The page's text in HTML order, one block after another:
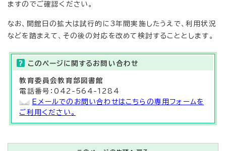
ますのでご確認ください。
なお、開館日の拡大は試行的に3年間実施したうえで、利用状況
などを踏まえて、その後の対応を改めて検討することとします。
このページに関する お問い合わせ
教育委員会教育部 図書館
電話番号：042-564-1284
Eメールでのお問い合わせはこちらの専用フォームを
ご利用ください。